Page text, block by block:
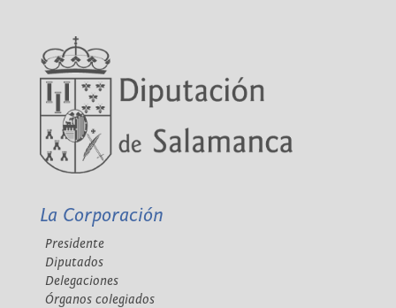
La Corporación
Presidente
Diputados
Delegaciones
Órganos colegiados